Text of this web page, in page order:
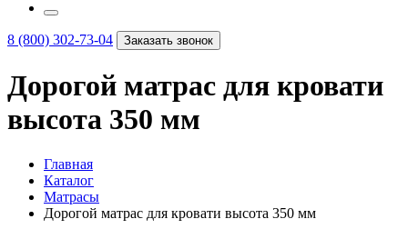
8 (800) 302-73-04 Заказать звонок
Дорогой матрас для кровати
высота 350 мм
Главная
Каталог
Матрасы
Дорогой матрас для кровати высота 350 мм